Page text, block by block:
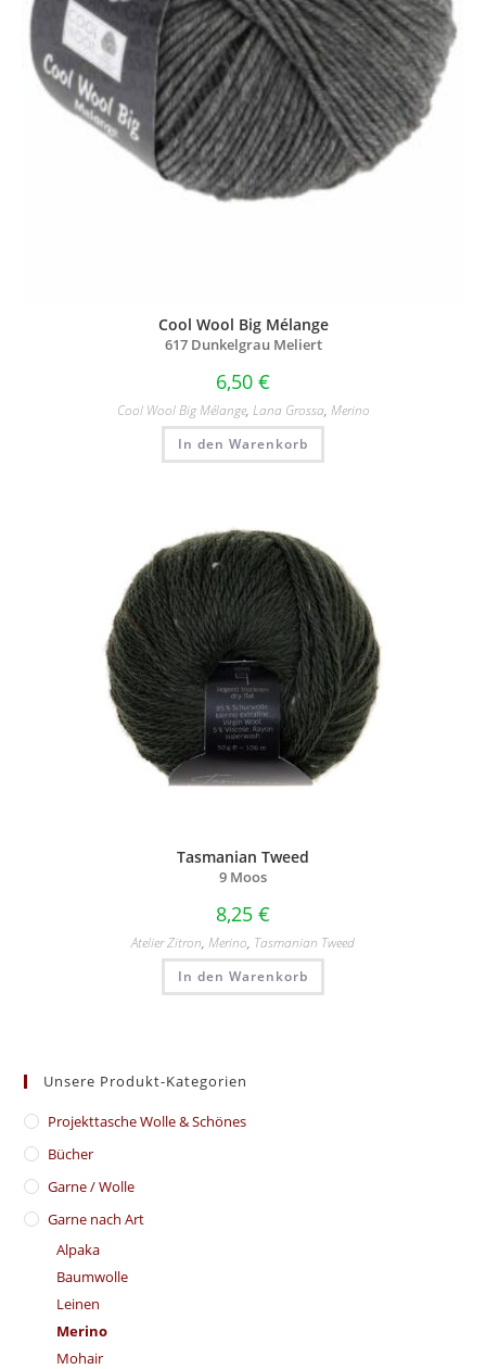
Cool Wool Big Mélange
617 Dunkelgrau Meliert
6,50 €
Cool Wool Big Mélange, Lana Grossa, Merino
In den Warenkorb
Tasmanian Tweed
9 Moos
8,25 €
Atelier Zitron, Merino, Tasmanian Tweed
In den Warenkorb
Unsere Produkt-Kategorien
​Projekttasche Wolle & Schönes
Bücher
Garne / Wolle
Garne nach Art
Alpaka
Baumwolle
Leinen
Merino
Mohair